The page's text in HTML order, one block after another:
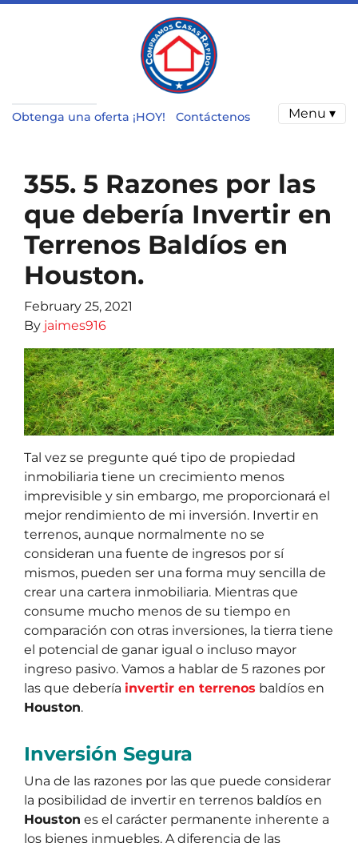
Obtenga una oferta ¡HOY! Contáctenos Menu ▾
355. 5 Razones por las
que debería Invertir en
Terrenos Baldíos en
Houston.
February 25, 2021
By jaimes916
Tal vez se pregunte qué tipo de propiedad
inmobiliaria tiene un crecimiento menos
imprevisible y sin embargo, me proporcionará el
mejor rendimiento de mi inversión. Invertir en
terrenos, aunque normalmente no se
consideran una fuente de ingresos por sí
mismos, pueden ser una forma muy sencilla de
crear una cartera inmobiliaria. Mientras que
consume mucho menos de su tiempo en
comparación con otras inversiones, la tierra tiene
el potencial de ganar igual o incluso mayor
ingreso pasivo. Vamos a hablar de 5 razones por
las que debería invertir en terrenos baldíos en
Houston.
Inversión Segura
Una de las razones por las que puede considerar
la posibilidad de invertir en terrenos baldíos en
Houston es el carácter permanente inherente a
los bienes inmuebles. A diferencia de las